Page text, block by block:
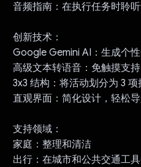
音频指南：在执行任务时聆
创新技术：
Google Gemini AI：生成个
高级文本转语音：免触摸支持
3x3 结构：将活动划分为 3
直观界面：简化设计，轻松
支持领域：
家庭：整理和清洁
出行：在城市和公共交通工